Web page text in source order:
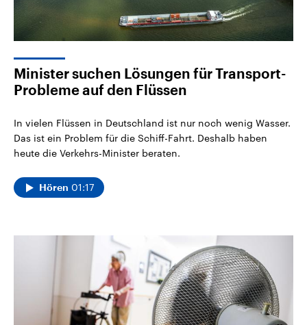
Minister suchen Lösungen für Transport-
Probleme auf den Flüssen
In vielen Flüssen in Deutschland ist nur noch wenig Wasser.
Das ist ein Problem für die Schiff-Fahrt. Deshalb haben
heute die Verkehrs-Minister beraten.
Hören 01:17